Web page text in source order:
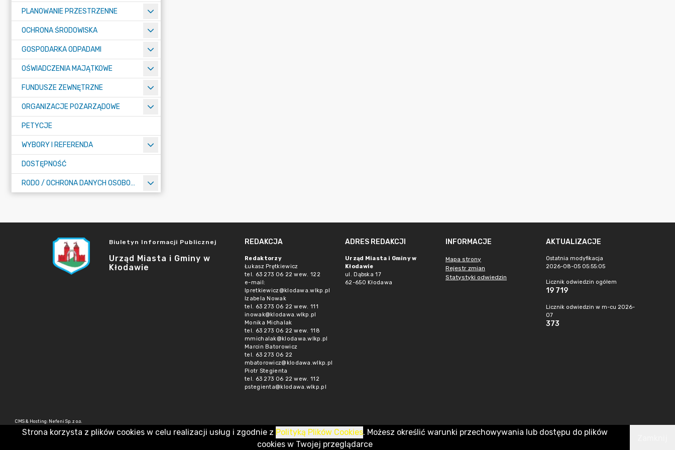
PLANOWANIE PRZESTRZENNE
OCHRONA ŚRODOWISKA
GOSPODARKA ODPADAMI
OŚWIADCZENIA MAJĄTKOWE
FUNDUSZE ZEWNĘTRZNE
ORGANIZACJE POZARZĄDOWE
PETYCJE
WYBORY I REFERENDA
DOSTĘPNOŚĆ
RODO / OCHRONA DANYCH OSOBOWYCH
Biuletyn Informacji Publicznej
Urząd Miasta i Gminy w
Kłodawie
REDAKCJA
Redaktorzy
Łukasz Prętkiewicz
tel. 63 273 06 22 wew. 122
e-mail:
lpretkiewicz@klodawa.wlkp.pl
Izabela Nowak
tel. 63 273 06 22 wew. 111
inowak@klodawa.wlkp.pl
Monika Michalak
tel. 63 273 06 22 wew. 118
mmichalak@klodawa.wlkp.pl
Marcin Batorowicz
tel. 63 273 06 22
mbatorowicz@klodawa.wlkp.pl
Piotr Stegienta
tel. 63 273 06 22 wew. 112
pstegienta@klodawa.wlkp.pl
ADRES REDAKCJI
Urząd Miasta i Gminy w
Kłodawie
ul. Dąbska 17
62-650 Kłodawa
INFORMACJE
Mapa strony
Rejestr zmian
Statystyki odwiedzin
AKTUALIZACJE
Ostatnia modyfikacja
2026-08-05 05:55:05
Licznik odwiedzin ogółem
19 719
Licznik odwiedzin w m-cu 2026-
07
373
CMS & Hosting: Nefeni Sp. z o.o.
Strona korzysta z plików cookies w celu realizacji usług i zgodnie z Polityką Plików Cookies. Możesz określić warunki przechowywania lub dostępu do plików
cookies w Twojej przeglądarce